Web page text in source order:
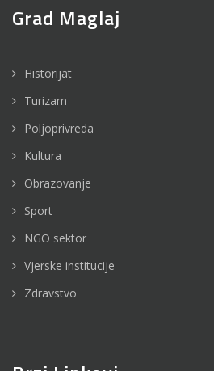
Grad Maglaj
Historijat
Turizam
Poljoprivreda
Kultura
Obrazovanje
Sport
NGO sektor
Vjerske institucije
Zdravstvo